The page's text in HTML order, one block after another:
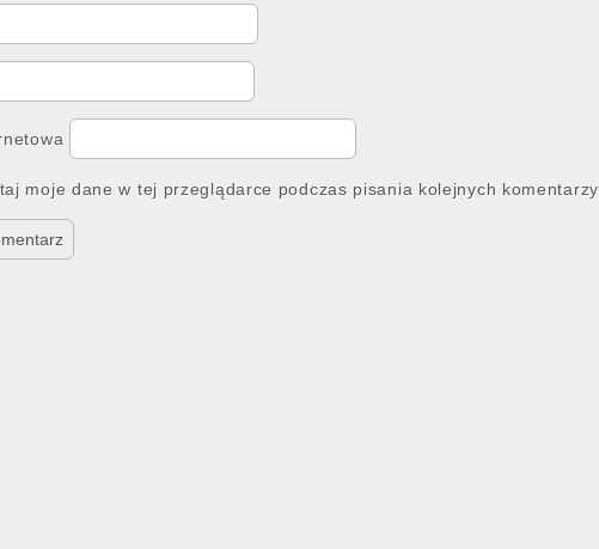
moje dane w tej przeglądarce podczas pisania kolejnych komentarzy.